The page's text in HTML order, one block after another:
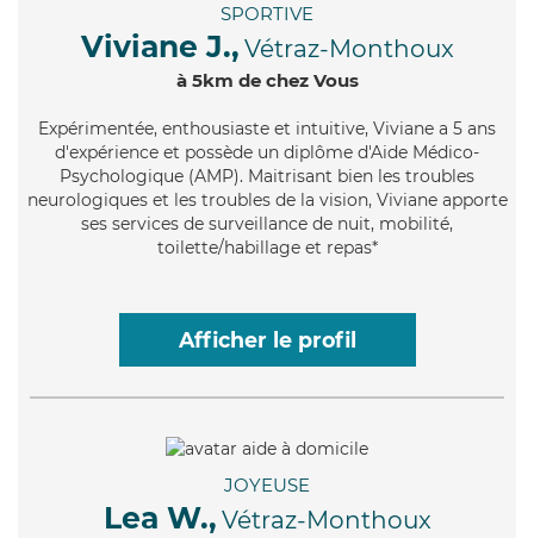
SPORTIVE
Viviane J., Vétraz-Monthoux
à 5km de chez Vous
Expérimentée, enthousiaste et intuitive, Viviane a 5 ans
d'expérience et possède un diplôme d'Aide Médico-
Psychologique (AMP). Maitrisant bien les troubles
neurologiques et les troubles de la vision, Viviane apporte
ses services de surveillance de nuit, mobilité,
toilette/habillage et repas*
Afficher le profil
JOYEUSE
Lea W., Vétraz-Monthoux